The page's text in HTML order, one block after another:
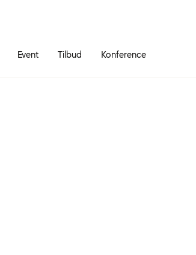
Event Tilbud Konference